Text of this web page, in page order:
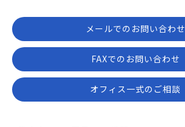
メールでのお問い合わせ
FAXでのお問い合わせ
オフィス一式のご相談